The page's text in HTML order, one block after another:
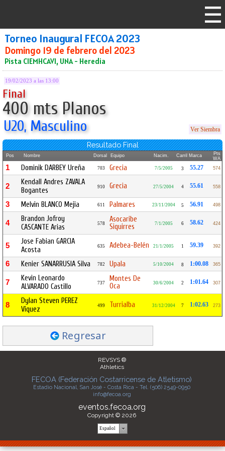
Torneo Inaugural FECOA 2023
Domingo 19 de febrero del 2023
Pista CIEMHCAVI, UNA - Heredia
19/02/2023 a las 13:00
Final
400 mts Planos
U20, Masculino Ver Siembra
Resultado Final
Pos Nombre Dorsal Equipo Nacim. Carril Marca
Pts
WA
1 Dominik DARBEY Ureña 703 Grecia 7/5/2005 3 55.27 574
2
Kendall Andres ZAVALA
Bogantes
910 Grecia 27/5/2004 4 55.61 558
3 Melvin BLANCO Mejia 611 Palmares 23/11/2004 5 56.91 498
4
Brandon Jofroy
CASCANTE Arias
578
Asocaribe
Siquirres
7/1/2005 6 58.62 424
5
Jose Fabian GARCIA
Acosta
635 Adebea-Belén 21/1/2005 1 59.39 392
6 Kenier SANARRUSIA Silva 782 Upala 5/10/2004 8 1:00.08 365
7
Kevin Leonardo
ALVARADO Castillo
737
Montes De
Oca
30/6/2004 2 1:01.64 307
8
Dylan Steven PEREZ
Viquez
499 Turrialba 31/12/2004 7 1:02.63 273
Regresar
REVSYS ®
Athletics
FECOA (Federación Costarricense de Atletismo)
Estadio Nacional, San José - Costa Rica - Tel. (506) 2549-0950
info@fecoa.org
eventos.fecoa.org
Copyright © 2026